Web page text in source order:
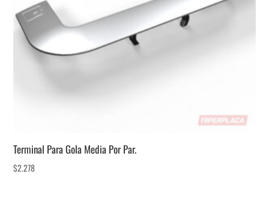
Terminal Para Gola Media Por Par.
$2.278